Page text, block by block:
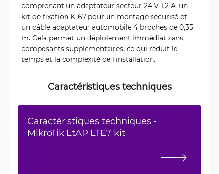
comprenant un adaptateur secteur 24 V 1,2 A, un
kit de fixation K-67 pour un montage sécurisé et
un câble adaptateur automobile 4 broches de 0,35
m. Cela permet un déploiement immédiat sans
composants supplémentaires, ce qui réduit le
temps et la complexité de l'installation.
Caractéristiques techniques
Caractéristiques techniques -
MikroTik LtAP LTE7 kit